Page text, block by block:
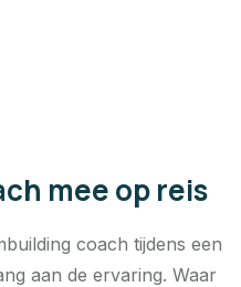
mee op reis
coach tijdens een
aan de ervaring. Waar